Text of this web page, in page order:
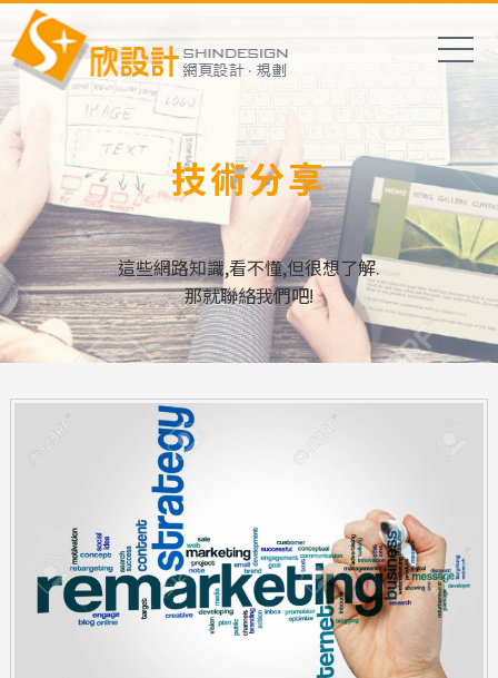
技術分享
這些網路知識,看不懂,但很想了解.
那就聯絡我們吧!